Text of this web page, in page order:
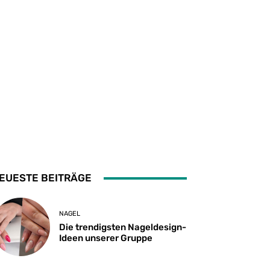
BEITRÄGE
NAGEL
Die trendigsten Nageldesign-
Ideen unserer Gruppe